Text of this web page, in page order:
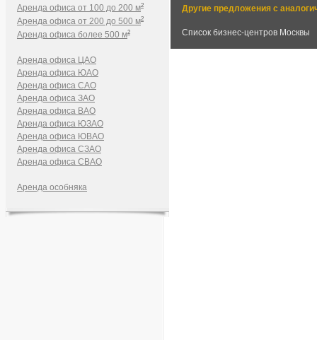
Аренда офиса от 100 до 200 м2
Аренда офиса от 200 до 500 м2
Аренда офиса более 500 м2
Аренда офиса ЦАО
Аренда офиса ЮАО
Аренда офиса САО
Аренда офиса ЗАО
Аренда офиса ВАО
Аренда офиса ЮЗАО
Аренда офиса ЮВАО
Аренда офиса СЗАО
Аренда офиса СВАО
Аренда особняка
Другие предложения с
Список бизнес-центров Москвы